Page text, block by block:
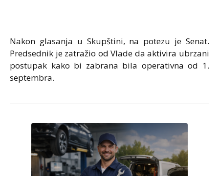
Nakon glasanja u Skupštini, na potezu je Senat.
Predsednik je zatražio od Vlade da aktivira ubrzani
postupak kako bi zabrana bila operativna od 1.
septembra.